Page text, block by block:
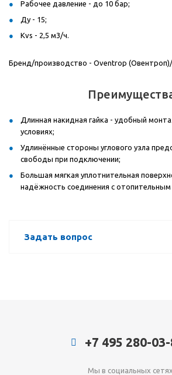
Рабочее давление - до 10 бар;
Ду - 15;
Kvs - 2,5 м3/ч.
Бренд/производство - Oventrop
Длинная накидная гайка - удобный
условиях;
Удлинённые стороны углового узла
свободы при подключении;
Большая мягкая уплотнительная
надёжность соединения с
Задать вопрос
+7 495 280-
Мы в социальных